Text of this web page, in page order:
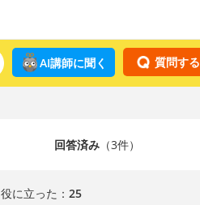
質問する
AI講師に聞く
回答済み（3件）
役に立った： 25